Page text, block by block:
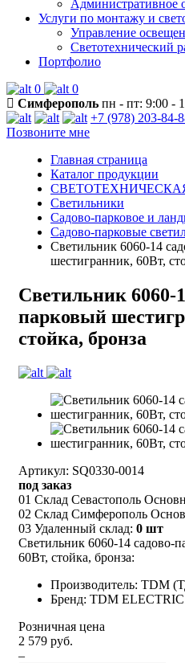
Административное
Услуги по монтажу и
Управление
Светотехнический
Портфолио
0
0
Симферополь пн - пт: 9:00 -
+7 (978) 203-84-
Позвоните мне
Главная страница
Каталог продукции
Светильники
Садово-парковое и
Садово-парковые
Светильник 6060-14
шестигранник, 60Вт,
Светильник 6060-
парковый
стойка, бронза
Артикул: SQ0330-0014
под заказ
01 Склад Севастополь
02 Склад Симферополь
03 Удаленный склад: 0 шт
Светильник 6060-14 садово-
60Вт, стойка, бронза:
Производитель: TDM
Бренд: TDM ELECTRIC
Розничная цена
2 579 руб.
–